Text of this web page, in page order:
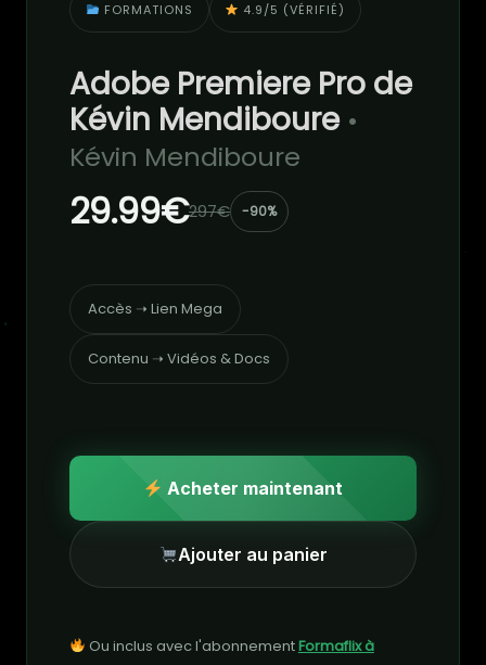
FORMATIONS 4.9/5 (VÉRIFIÉ)
Adobe Premiere Pro de
Kévin Mendiboure •
Kévin Mendiboure
29.99€297€ -90%
Accès ➝ Lien Mega
Contenu ➝ Vidéos & Docs
Acheter maintenant
Ajouter au panier
Ou inclus avec l'abonnementFormaflix à